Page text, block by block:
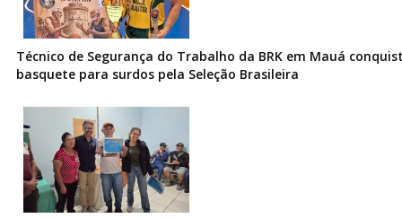
Técnico de Segurança do Trabalho da BRK em Mauá
basquete para surdos pela Seleção Brasileira